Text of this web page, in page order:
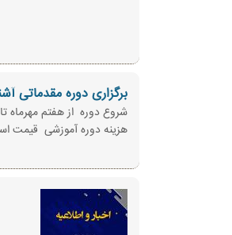
برگزاری دوره مقدماتی
شروع دوره از هفتم مهرماه
هزینه دوره آموزشی قیمت استثنائی 3400000